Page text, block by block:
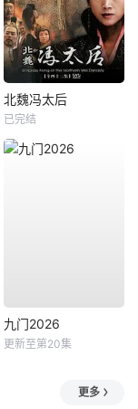
北魏冯太后
已完结
九门2026
更新至第20集
更多